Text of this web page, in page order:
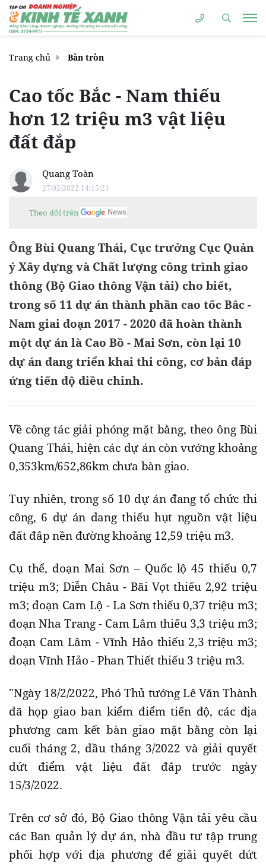
Trang chủ Bàn tròn
Cao tốc Bắc - Nam thiếu
hơn 12 triệu m3 vật liệu
đất đắp
Quang Toàn
27/02/2022 14:15:21
Theo dõi trên
Ông Bùi Quang Thái, Cục trưởng Cục Quản
ý Xây dựng và Chất lượng công trình giao
thông (Bộ Giao thông Vận tải) cho biết,
trong số 11 dự án thành phần cao tốc Bắc -
Nam giai đoạn 2017 - 2020 đã hoàn thành
một dự án là Cao Bồ - Mai Sơn, còn lại 10
dự án đang triển khai thi công, cơ bản đáp
ứng tiến độ điều chỉnh.
Về công tác giải phóng mặt bằng, theo ông Bùi
Quang Thái, hiện các dự án còn vướng khoảng
0,353km/652,86km chưa bàn giao.
Tuy nhiên, trong số 10 dự án đang tổ chức thi
công, 6 dự án đang thiếu hụt nguồn vật liệu
đất đắp nền đường khoảng 12,59 triệu m3.
Cụ thể, đoạn Mai Sơn – Quốc lộ 45 thiếu 0,7
triệu m3; Diễn Châu - Bãi Vọt thiếu 2,92 triệu
m3; đoạn Cam Lộ - La Sơn thiếu 0,37 triệu m3;
đoạn Nha Trang - Cam Lâm thiếu 3,3 triệu m3;
đoạn Cam Lâm - Vĩnh Hảo thiếu 2,3 triệu m3;
đoạn Vĩnh Hảo - Phan Thiết thiếu 3 triệu m3.
"Ngày 18/2/2022, Phó Thủ tướng Lê Văn Thành
đã họp giao ban kiểm điểm tiến độ, các địa
phương cam kết bàn giao mặt bằng còn lại
cuối tháng 2, đầu tháng 3/2022 và giải quyết
dứt điểm vật liệu đất đắp trước ngày
15/3/2022.
Trên cơ sở đó, Bộ Giao thông Vận tải yêu cầu
các Ban quản lý dự án, nhà đầu tư tập trung
phối hợp với địa phương để giải quyết dứt